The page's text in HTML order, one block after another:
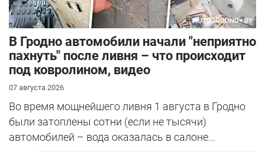
В Гродно автомобили начали "неприятно
пахнуть" после ливня – что происходит
под ковролином, видео
07 августа 2026
Во время мощнейшего ливня 1 августа в Гродно
были затоплены сотни (если не тысячи)
автомобилей – вода оказалась в салоне...